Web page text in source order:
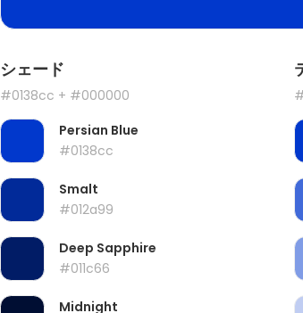
シェード
#0138cc + #000000
Persian Blue
#0138cc
Smalt
#012a99
Deep Sapphire
#011c66
Midnight